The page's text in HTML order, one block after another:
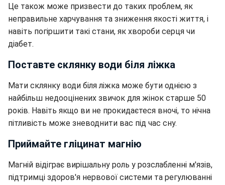
Це також може призвести до таких проблем, як
неправильне харчування та зниження якості життя, і
навіть погіршити такі стани, як хвороби серця чи
діабет.
Поставте склянку води біля ліжка
Мати склянку води біля ліжка може бути однією з
найбільш недооцінених звичок для жінок старше 50
років. Навіть якщо ви не прокидаєтеся вночі, то нічна
пітливість може зневоднити вас під час сну.
Приймайте гліцинат магнію
Магній відіграє вирішальну роль у розслабленні м'язів,
підтримці здоров'я нервової системи та регулюванні